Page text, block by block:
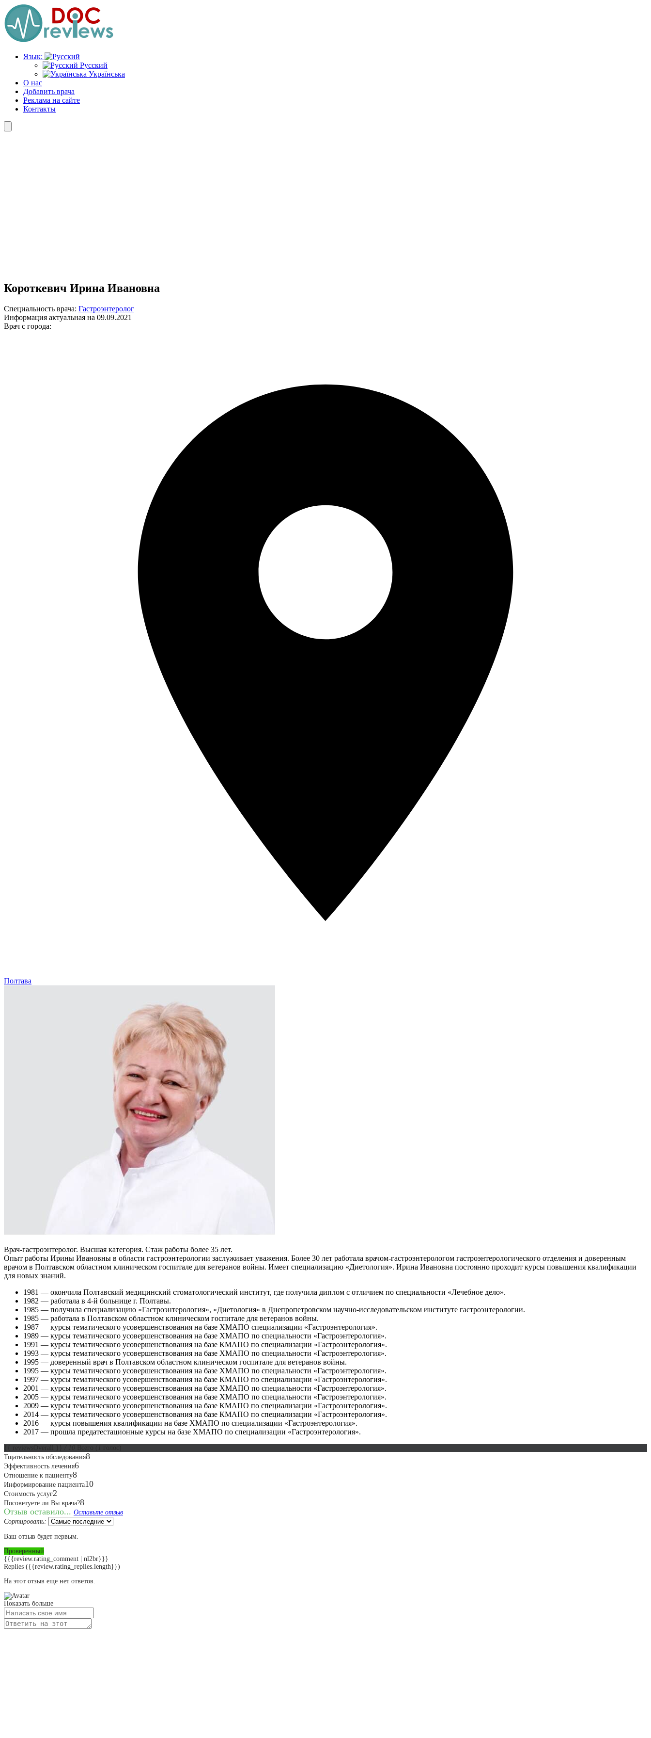
Перейти
к
содержимому
Язык:
Русский
Українська
О нас
Добавить врача
Реклама на сайте
Контакты
Короткевич Ирина Ивановна
Специальность врача: Гастроэнтеролог
Информация актуальная на 09.09.2021
Врач с города:
Полтава
Врач-гастроэнтеролог. Высшая категория. Стаж работы более 35 лет.
Опыт работы Ирины Ивановны в области гастроэнтерологии заслуживает уважения. Более 30 лет работала врачом-гастроэнтерологом гастроэнтерологического отделения и доверенным
врачом в Полтавском областном клиническом госпитале для ветеранов войны. Имеет специализацию «Диетология». Ирина Ивановна постоянно проходит курсы повышения квалификации
для новых знаний.
1981 — окончила Полтавский медицинский стоматологический институт, где получила диплом с отличием по специальности «Лечебное дело».
1982 — работала в 4-й больнице г. Полтавы.
1985 — получила специализацию «Гастроэнтерология», «Диетология» в Днепропетровском научно-исследовательском институте гастроэнтерологии.
1985 — работала в Полтавском областном клиническом госпитале для ветеранов войны.
1987 — курсы тематического усовершенствования на базе ХМАПО специализации «Гастроэнтерология».
1989 — курсы тематического усовершенствования на базе ХМАПО по специальности «Гастроэнтерология».
1991 — курсы тематического усовершенствования на базе КМАПО по специализации «Гастроэнтерология».
1993 — курсы тематического усовершенствования на базе ХМАПО по специальности «Гастроэнтерология».
1995 — доверенный врач в Полтавском областном клиническом госпитале для ветеранов войны.
1995 — курсы тематического усовершенствования на базе ХМАПО по специальности «Гастроэнтерология».
1997 — курсы тематического усовершенствования на базе КМАПО по специализации «Гастроэнтерология».
2001 — курсы тематического усовершенствования на базе ХМАПО по специальности «Гастроэнтерология».
2005 — курсы тематического усовершенствования на базе ХМАПО по специальности «Гастроэнтерология».
2009 — курсы тематического усовершенствования на базе КМАПО по специализации «Гастроэнтерология».
2014 — курсы тематического усовершенствования на базе КМАПО по специализации «Гастроэнтерология».
2016 — курсы повышения квалификации на базе ХМАПО по специализации «Гастроэнтерология».
2017 — прошла предатестационные курсы на базе ХМАПО по специализации «Гастроэнтерология».
Тщательность обследования8
Эффективность лечения6
Отношение к пациенту8
Информирование пациента10
Стоимость услуг2
Посоветуете ли Вы врача?8
Отзыв оставило... Оставьте отзыв
Сортировать:
Ваш отзыв будет первым.
Проверенный
{{{review.rating_comment | nl2br}}}
Replies ({{review.rating_replies.length}})
На этот отзыв еще нет ответов.
Показать больше